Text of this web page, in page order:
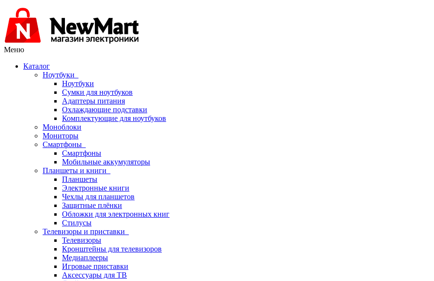
Меню
Каталог
Ноутбуки
Ноутбуки
Сумки для ноутбуков
Адаптеры питания
Охлаждающие подставки
Комплектующие для ноутбуков
Моноблоки
Мониторы
Смартфоны
Смартфоны
Мобильные аккумуляторы
Планшеты и книги
Планшеты
Электронные книги
Чехлы для планшетов
Защитные плёнки
Обложки для электронных книг
Стилусы
Телевизоры и приставки
Телевизоры
Кронштейны для телевизоров
Медиаплееры
Игровые приставки
Аксессуары для ТВ